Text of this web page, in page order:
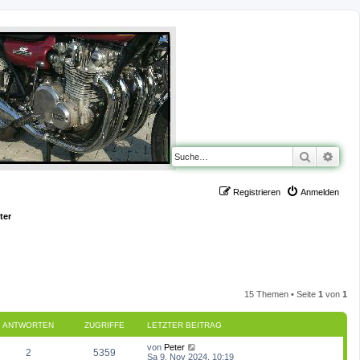
Suche
Anmelden
Registrieren
15 Themen • Seite 1 von 1
ANTWORTEN ZUGRIFFE LETZTER BEITRAG
2A
5359
L
e
von Peter
Sa 9. Nov 2024, 10:19